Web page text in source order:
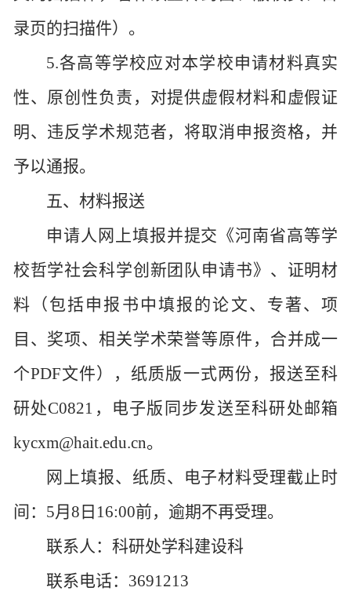
录页的扫描件）。
5.各高等学校应对本学校申请材料真实
性、原创性负责，对提供虚假材料和虚假证
明、违反学术规范者，将取消申报资格，并
予以通报。
五、材料报送
申请人网上填报并提交《河南省高等学
校哲学社会科学创新团队申请书》、证明材
料（包括申报书中填报的论文、专著、项
目、奖项、相关学术荣誉等原件，合并成一
个PDF文件），纸质版一式两份，报送至科
研处C0821，电子版同步发送至科研处邮箱
kycxm@hait.edu.cn。
网上填报、纸质、电子材料受理截止时
间： 5月8日16:00前，逾期不再受理。
联系人：科研处学科建设科
联系电话： 3691213